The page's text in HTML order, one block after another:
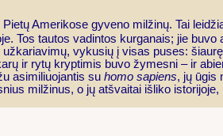
Amerikose gyveno milžinų. Tai
Tos tautos vadintos kurganais; jie
užkariavimų, vykusių į visas puses:
ir rytų kryptimis buvo žymesni – ir
asimiliuojantis su homo sapiens, jų ūgis
milžinus, o jų atšvaitai išliko